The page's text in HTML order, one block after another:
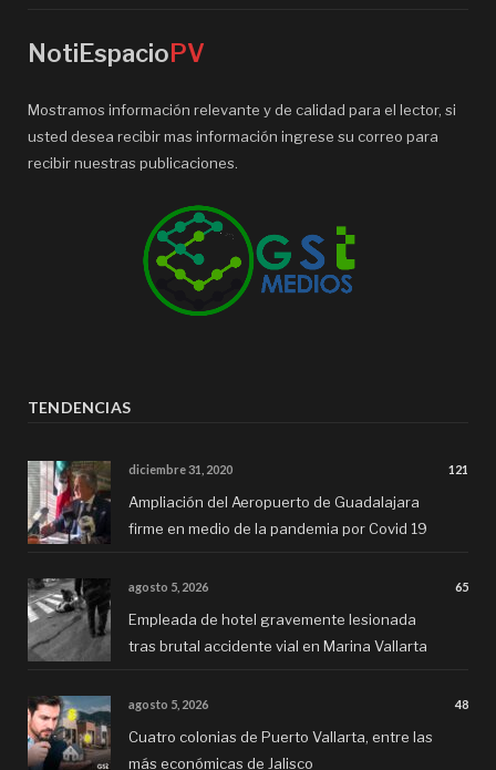
NotiEspacioPV
Mostramos información relevante y de calidad para el lector, si
usted desea recibir mas información ingrese su correo para
recibir nuestras publicaciones.
TENDENCIAS
diciembre 31, 2020 121
Ampliación del Aeropuerto de Guadalajara
firme en medio de la pandemia por Covid 19
agosto 5, 2026 65
Empleada de hotel gravemente lesionada
tras brutal accidente vial en Marina Vallarta
agosto 5, 2026 48
Cuatro colonias de Puerto Vallarta, entre las
más económicas de Jalisco